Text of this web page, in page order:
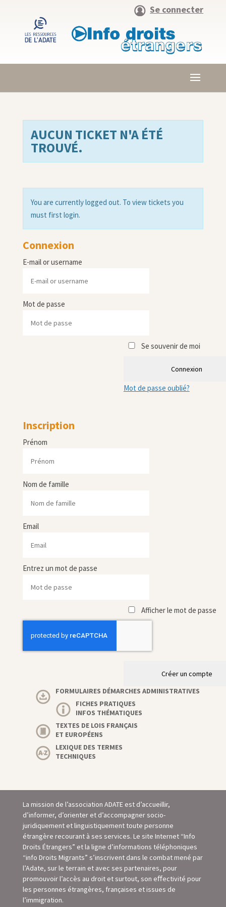
Se connecter
AUCUN TICKET N'A ÉTÉ
TROUVÉ.
You are currently logged out. To view tickets you
must first login.
Connexion
E-mail or username
Mot de passe
Se souvenir de moi
Connexion
Mot de passe oublié?
Inscription
Prénom
Nom de famille
Email
Entrez un mot de passe
Afficher le mot de passe
Créer un compte
FORMULAIRES DÉMARCHES ADMINISTRATIVES
FICHES PRATIQUES
INFOS THÉMATIQUES
TEXTES DE LOIS FRANÇAIS
ET EUROPÉENS
LEXIQUE DES TERMES
TECHNIQUES
La mission de l’association ADATE est d’accueillir,
d’informer, d’orienter et d’accompagner socio-
juridiquement et linguistiquement toute personne
étrangère recourant à ses services. Le site Internet “Info
Droits Étrangers” et la ligne d’informations téléphoniques
“info Droits Migrants” s’inscrivent dans le combat mené par
l’Adate, sur le terrain et avec ses partenaires, pour
promouvoir l’accès au droit et surtout, son eﬀectivité pour
les personnes étrangères, françaises et issues de
l’immigration.